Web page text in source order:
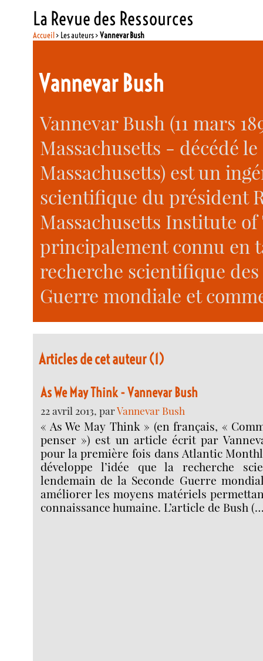
La Revue des Ressources
Accueil> Les auteurs >Vannevar Bush
Vannevar Bush
Vannevar Bush (11 mars
Massachusetts - décédé
Massachusetts) est un
scientifique du président
Massachusetts Institute
principalement connu en
recherche scientifique
Guerre mondiale et
Articles de cet auteur (1)
As We May Think - Vannevar Bush
22 avril 2013, parVannevar Bush
« As We May Think » (en français, «
penser ») est un article écrit par
pour la première fois dans Atlantic
développe l’idée que la recherche
lendemain de la Seconde Guerre
améliorer les moyens matériels
connaissance humaine. L’article de Bush